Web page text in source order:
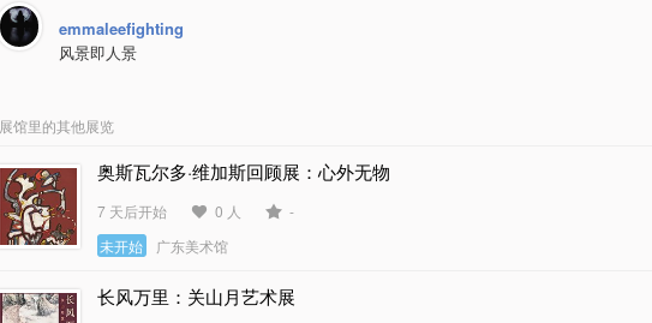
emmaleefighting
风景即人景
展馆里的其他展览
奥斯瓦尔多·维加斯回顾展：心外无物
7 天后开始 0 人
-
未开始
广东美术馆
长风万里：关山月艺术展